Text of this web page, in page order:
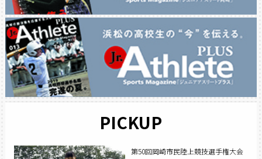
PICKUP
第50回岡崎市民陸上競技選手権大会